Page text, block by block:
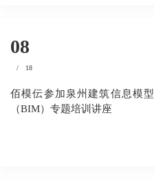
08
/ 18
佰模伝参加泉州建筑信息模型
（BIM）专题培训讲座